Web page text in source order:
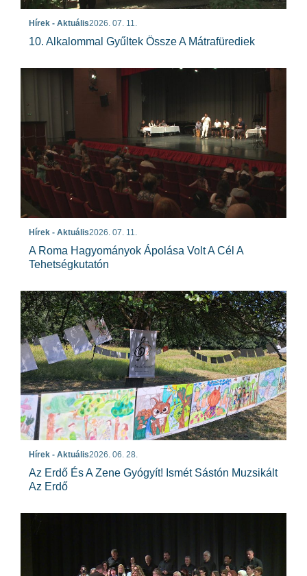
Hírek - Aktuális2026. 07. 11.
10. Alkalommal Gyűltek Össze A Mátrafürediek
Hírek - Aktuális2026. 07. 11.
A Roma Hagyományok Ápolása Volt A Cél A
Tehetségkutatón
Hírek - Aktuális2026. 06. 28.
Az Erdő És A Zene Gyógyít! Ismét Sástón Muzsikált
Az Erdő